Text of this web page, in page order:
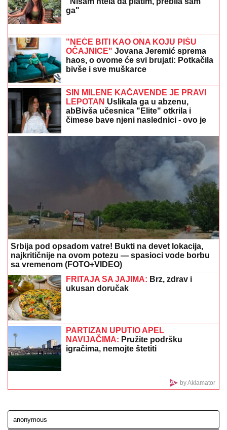
SKANDAL U ISTANBULU!Emina Jahović pokradena
za 50.000 EVRA: Nasela na prevaru devojke iz Crne
Gore
(FOTO) DARKO LAZIĆ I KATARINA
Supruga pevača
pokazala u kakvom luksuzu se
baškare, a ispred ogroman bazen
SUVI LUKSUZ I EGZOTIKA!
Anđela i
Gastoz pobegli na Maldive, pa se
pohvalili: Kokteli dobrodošlice,
nestvaran bazen i NEOČEKIVAN
SUSRET na ulici (FOTO)
MINA NAUMOVIĆ PROGOVORILA O PREVARI!
Ognjena Amidžića dobila škakljivo pitanje, pa iskreno
priznala: "To je lakše"
ŠTO JE BRŽE-BOLJE PREKINULA
KONCERT"Meni to mnogo znači", čim
KONTROLI morala da reaguje